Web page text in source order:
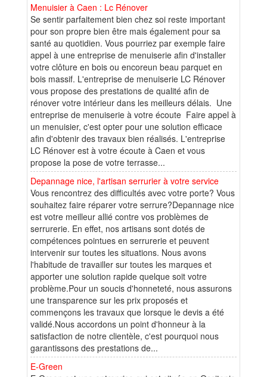
Menuisier à Caen : Lc Rénover
Se sentir parfaitement bien chez soi reste important
pour son propre bien être mais également pour sa
santé au quotidien. Vous pourriez par exemple faire
appel à une entreprise de menuiserie afin d'installer
votre clôture en bois ou encoreun beau parquet en
bois massif. L'entreprise de menuiserie LC Rénover
vous propose des prestations de qualité afin de
rénover votre intérieur dans les meilleurs délais. Une
entreprise de menuiserie à votre écoute Faire appel à
un menuisier, c'est opter pour une solution efficace
afin d'obtenir des travaux bien réalisés. L'entreprise
LC Rénover est à votre écoute à Caen et vous
propose la pose de votre terrasse...
Depannage nice, l'artisan serrurier à votre service
Vous rencontrez des difficultés avec votre porte? Vous
souhaitez faire réparer votre serrure?Depannage nice
est votre meilleur allié contre vos problèmes de
serrurerie. En effet, nos artisans sont dotés de
compétences pointues en serrurerie et peuvent
intervenir sur toutes les situations. Nous avons
l'habitude de travailler sur toutes les marques et
apporter une solution rapide quelque soit votre
problème.Pour un soucis d'honneteté, nous assurons
une transparence sur les prix proposés et
commençons les travaux que lorsque le devis a été
validé.Nous accordons un point d'honneur à la
satisfaction de notre clientèle, c'est pourquoi nous
garantissons des prestations de...
E-Green